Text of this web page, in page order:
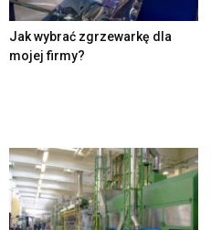
Jak wybrać zgrzewarkę dla
mojej firmy?